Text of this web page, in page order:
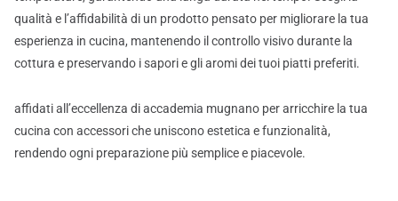
qualità e l’affidabilità di un prodotto pensato per migliorare la tua
esperienza in cucina, mantenendo il controllo visivo durante la
cottura e preservando i sapori e gli aromi dei tuoi piatti preferiti.
affidati all’eccellenza di accademia mugnano per arricchire la tua
cucina con accessori che uniscono estetica e funzionalità,
rendendo ogni preparazione più semplice e piacevole.